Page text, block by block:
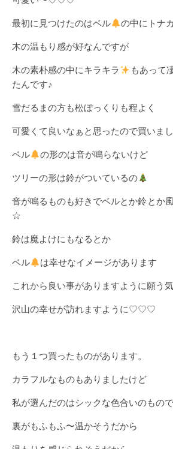
最初に見つけたのはベル の中にトナ
木の温もり感が好なんですが
木の素朴感の中にキラキラ
もあって
たんです♪
雪だるまの方も松ぼっくりも程よく
可愛くて良いなぁと思ったので買いま
ベル の形のは音が鳴らないけど
ツリーの形は鈴がついているの
音が鳴るものも好きでベルとか鈴とか
☆
鈴は魔よけにもなるとか
ベル は幸せなイメージがあります
これから良い事がありますように願う
沢山の幸せが訪れますように♡♡♡
もう１つ買ったものがあります。
カラフルなものもありましたけど
私が選んだのはシックな色合いのもので
裏がもふもふ〜温かそうだから